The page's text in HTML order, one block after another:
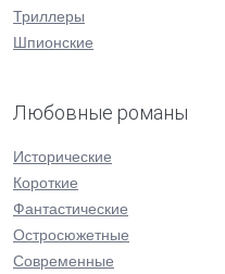
Триллеры
Шпионские
Любовные романы
Исторические
Короткие
Фантастические
Остросюжетные
Современные